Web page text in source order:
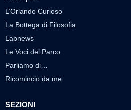
L’Orlando Curioso
La Bottega di Filosofia
Labnews
Le Voci del Parco
Parliamo di…
Ricomincio da me
SEZIONI